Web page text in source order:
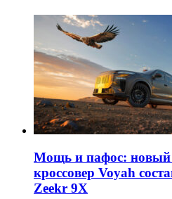
Мощь и пафос: новый
кроссовер Voyah
Zeekr 9X